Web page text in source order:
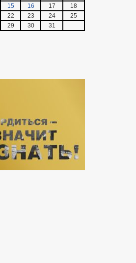
15 16 17
18
22 23 24
25
29 30 31